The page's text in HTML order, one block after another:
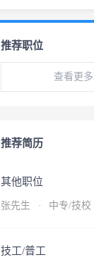
推荐职位
查看更
推荐简历
其他职位
张先生 · 中专/技校
技工/普工